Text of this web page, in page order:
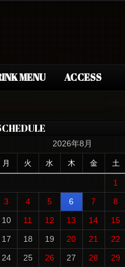
MENU ACCESS
2026年8月
月 火 水 木 金 土
1
3
4 5 6 7 8
10
11 12 13 14 15
17
18 19 20 21 22
24
25 26 27 28 29